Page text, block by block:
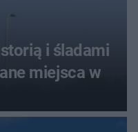
i śladami
miejsca w